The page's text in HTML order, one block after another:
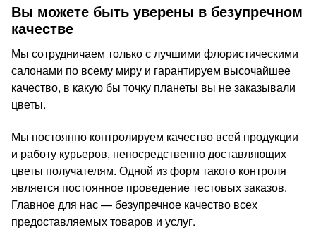
Вы можете быть уверены в безупречном
качестве
Мы сотрудничаем только с лучшими флористическими
салонами по всему миру и гарантируем высочайшее
качество, в какую бы точку планеты вы не заказывали
цветы.
Мы постоянно контролируем качество всей продукции
и работу курьеров, непосредственно доставляющих
цветы получателям. Одной из форм такого контроля
является постоянное проведение тестовых заказов.
Главное для нас — безупречное качество всех
предоставляемых товаров и услуг.